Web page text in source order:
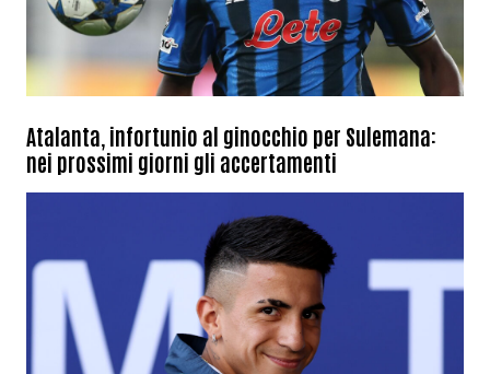
Atalanta, infortunio al ginocchio per Sulemana:
nei prossimi giorni gli accertamenti